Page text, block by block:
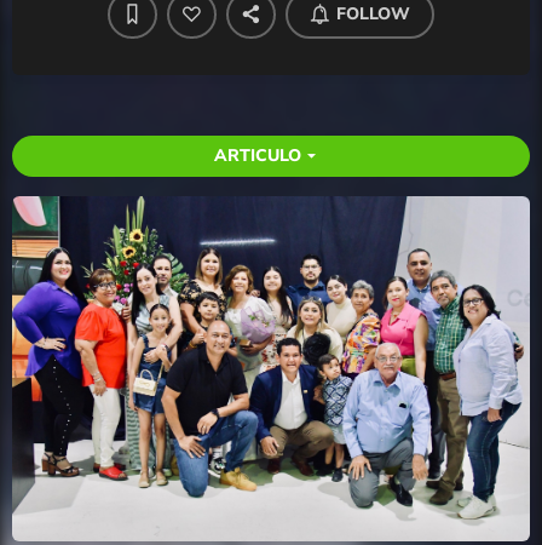
FOLLOW
ARTICULO arrow_drop_down